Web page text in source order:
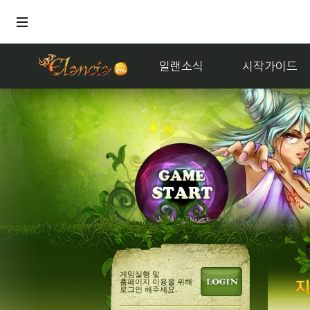
일랜소식 시작가이드
게임실행 및
홈페이지 이용을 위해
로그인 해주세요.
거래